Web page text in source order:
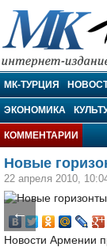
МК-Турция
МК-ТУРЦИЯ
ЭКОНОМИКА
КОММЕНТАРИИ
Новые
22 апреля 2010,
←
Новости Армении